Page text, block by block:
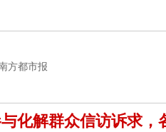
方都市报
化解群众信访诉求